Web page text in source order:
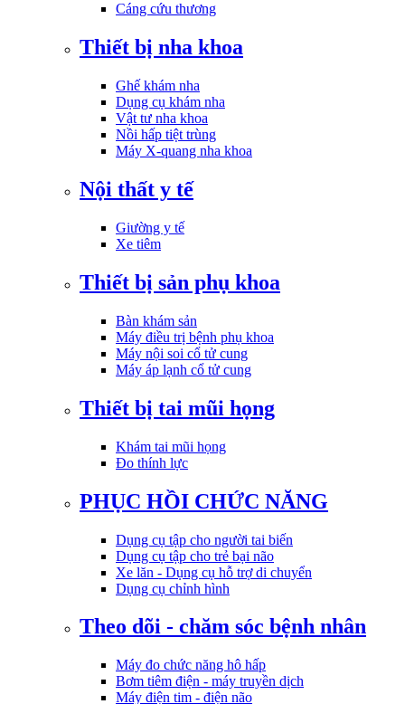
Cáng cứu thương
Thiết bị nha khoa
Ghế khám nha
Dụng cụ khám nha
Vật tư nha khoa
Nồi hấp tiệt trùng
Máy X-quang nha khoa
Nội thất y tế
Giường y tế
Xe tiêm
Thiết bị sản phụ khoa
Bàn khám sản
Máy điều trị bệnh phụ khoa
Máy nội soi cổ tử cung
Máy áp lạnh cổ tử cung
Thiết bị tai mũi họng
Khám tai mũi họng
Đo thính lực
PHỤC HỒI CHỨC NĂNG
Dụng cụ tập cho người tai biến
Dụng cụ tập cho trẻ bại não
Xe lăn - Dụng cụ hỗ trợ di chuyển
Dụng cụ chỉnh hình
Theo dõi - chăm sóc bệnh nhân
Máy đo chức năng hô hấp
Bơm tiêm điện - máy truyền dịch
Máy điện tim - điện não